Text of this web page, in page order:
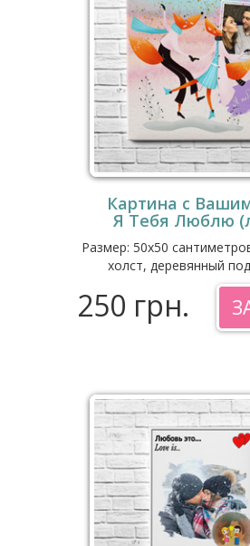
Картина с
Я Тебя Люблю
Размер: 50x50
холст, деревянный
250 грн.